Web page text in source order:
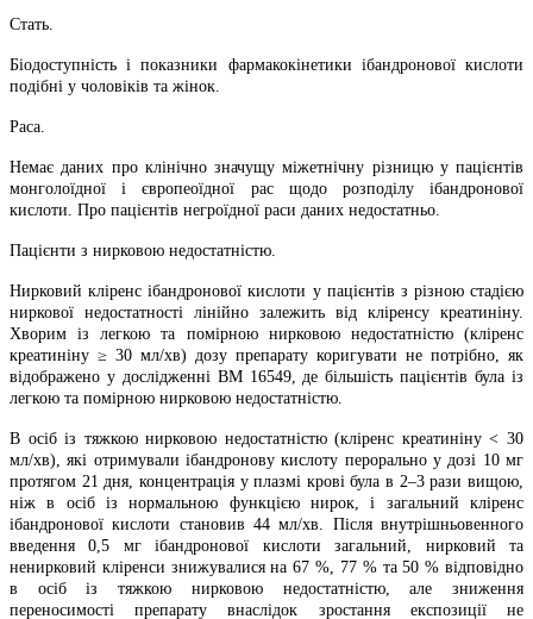
Стать.
Біодоступність і показники фармакокінетики ібандронової кислоти
подібні у чоловіків та жінок.
Раса.
Немає даних про клінічно значущу міжетнічну різницю у пацієнтів
монголоїдної і європеоїдної рас щодо розподілу ібандронової
кислоти. Про пацієнтів негроїдної раси даних недостатньо.
Пацієнти з нирковою недостатністю.
Нирковий кліренс ібандронової кислоти у пацієнтів з різною стадією
ниркової недостатності лінійно залежить від кліренсу креатиніну.
Хворим із легкою та помірною нирковою недостатністю (кліренс
креатиніну ≥ 30 мл/хв) дозу препарату коригувати не потрібно, як
відображено у дослідженні ВМ 16549, де більшість пацієнтів була із
легкою та помірною нирковою недостатністю.
В осіб із тяжкою нирковою недостатністю (кліренс креатиніну < 30
мл/хв), які отримували ібандронову кислоту перорально у дозі 10 мг
протягом 21 дня, концентрація у плазмі крові була в 2–3 рази вищою,
ніж в осіб із нормальною функцією нирок, і загальний кліренс
ібандронової кислоти становив 44 мл/хв. Після внутрішньовенного
введення 0,5 мг ібандронової кислоти загальний, нирковий та
ненирковий кліренси знижувалися на 67 %, 77 % та 50 % відповідно
в осіб із тяжкою нирковою недостатністю, але зниження
переносимості препарату внаслідок зростання експозиції не